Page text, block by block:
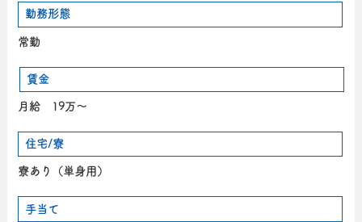
勤務形態
常勤
賃金
月給 19万～
住宅/寮
寮あり（単身用）
手当て